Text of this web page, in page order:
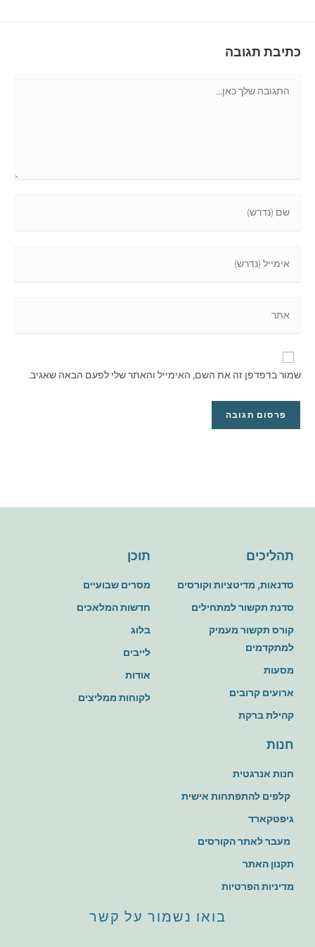
כתיבת תגובה
שמור בדפדפן זה את השם, האימייל והאתר שלי לפעם הבאה שאגיב.
תהליכים
סדנאות, מדיטציות וקורסים
סדנת תקשור למתחילים
קורס תקשור מעמיק
למתקדמים
מסעות
ארועים קרובים
קהילת ברקת
תוכן
מסרים שבועיים
חדשות המלאכים
בלוג
לייבים
אודות
לקוחות ממליצים
חנות
חנות אנרגטית
קלפים להתפתחות אישית
גיפטקארד
מעבר לאתר הקורסים
תקנון האתר
מדיניות הפרטיות
בואו נשמור על קשר